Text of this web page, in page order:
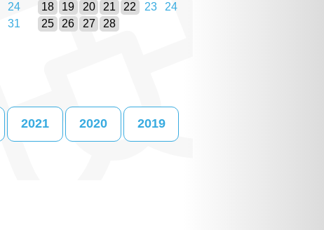
24
31
18
19 20 21 22 23
24
25
26 27 28
2021 2020 2019